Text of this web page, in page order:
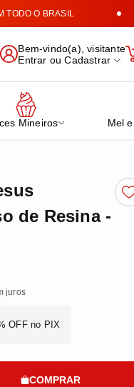
O BRASIL
Mineiros
Bem-vindo(a), visitante
Entrar ouCadastrar
Mineiros Mel
de Resina -
juros
OFF no PIX
COMPRAR